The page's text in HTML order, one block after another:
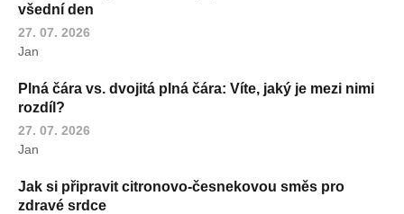
všední den
27. 07. 2026
Jan
Plná čára vs. dvojitá plná čára: Víte, jaký je mezi nimi
rozdíl?
27. 07. 2026
Jan
Jak si připravit citronovo-česnekovou směs pro
zdravé srdce